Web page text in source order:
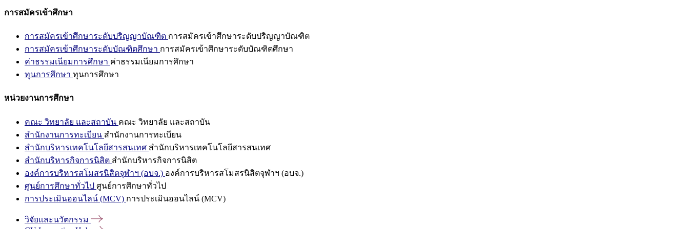
การสมัครเข้าศึกษา
การสมัครเข้าศึกษาระดับปริญญาบัณฑิต การสมัครเข้าศึกษาระดับปริญญาบัณฑิต
การสมัครเข้าศึกษาระดับบัณฑิตศึกษา การสมัครเข้าศึกษาระดับบัณฑิตศึกษา
ค่าธรรมเนียมการศึกษา ค่าธรรมเนียมการศึกษา
ทุนการศึกษา ทุนการศึกษา
หน่วยงานการศึกษา
คณะ วิทยาลัย และสถาบัน คณะ วิทยาลัย และสถาบัน
สำนักงานการทะเบียน สำนักงานการทะเบียน
สำนักบริหารเทคโนโลยีสารสนเทศ สำนักบริหารเทคโนโลยีสารสนเทศ
สำนักบริหารกิจการนิสิต สำนักบริหารกิจการนิสิต
องค์การบริหารสโมสรนิสิตจุฬาฯ (อบจ.) องค์การบริหารสโมสรนิสิตจุฬาฯ (อบจ.)
ศูนย์การศึกษาทั่วไป ศูนย์การศึกษาทั่วไป
การประเมินออนไลน์ (MCV) การประเมินออนไลน์ (MCV)
วิจัยและนวัตกรรม